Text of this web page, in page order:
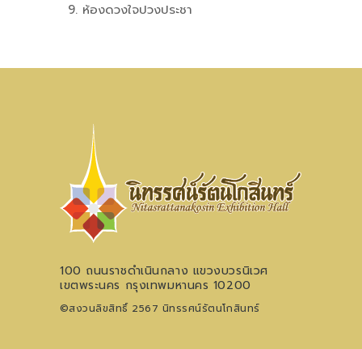
9. ห้องดวงใจปวงประชา
100 ถนนราชดำเนินกลาง แขวงบวรนิเวศ
เขตพระนคร กรุงเทพมหานคร 10200
©สงวนลิขสิทธิ์ 2567 นิทรรศน์รัตนโกสินทร์